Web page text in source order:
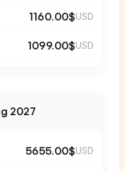
1160.00$USD
1099.00$USD
2027
5655.00$USD